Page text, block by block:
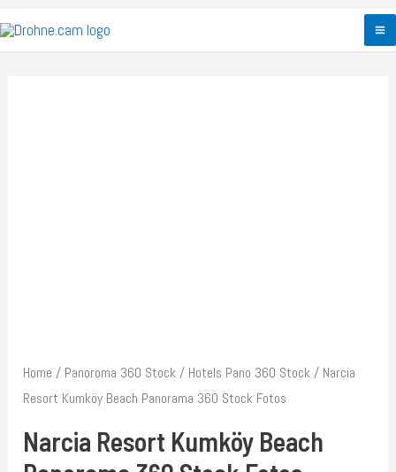
Inhalt
Home / Panoroma 360 Stock / Hotels Pano 360 Stock / Narcia
Resort Kumköy Beach Panorama 360 Stock Fotos
Narcia Resort Kumköy Beach